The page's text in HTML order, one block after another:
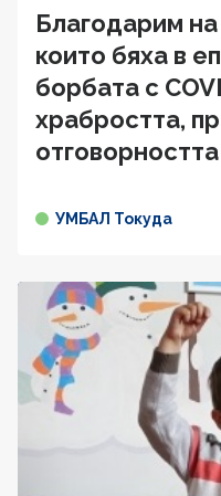
Благодарим
които бяха в
борбата с
храбростта,
отговорността
УМБАЛ Токуда